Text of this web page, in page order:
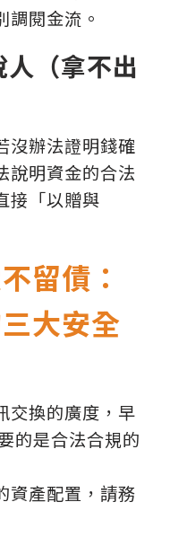
調閱金流。
（拿不出
沒辦法證明錢確
說明資金的合法
接「以贈與
留債：
大安全
交換的廣度，早
的是合法合規的
資產配置，請務